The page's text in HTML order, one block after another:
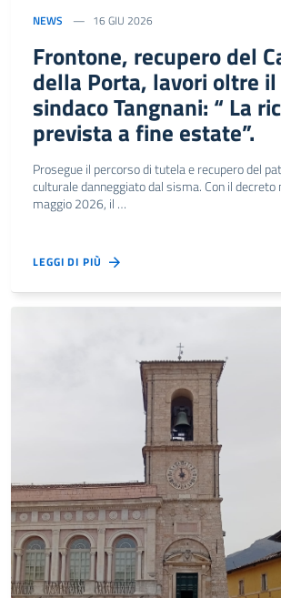
NEWS 16 GIU 2026
Frontone, recupero del
della Porta, lavori oltre il
sindaco Tangnani: “ La
prevista a fine estate”.
Prosegue il percorso di tutela e recupero del
culturale danneggiato dal sisma. Con il
maggio 2026, il …
LEGGI DI PIÙ